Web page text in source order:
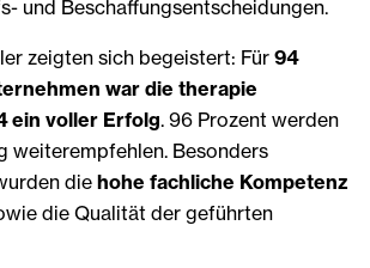
und Beschaffungsentscheidungen.
zeigten sich begeistert: Für 94
war die therapie
ein voller Erfolg. 96 Prozent werden
weiterempfehlen. Besonders
die hohe fachliche Kompetenz
die Qualität der geführten